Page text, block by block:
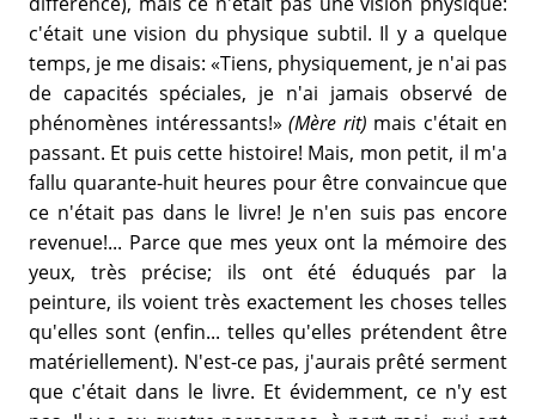
c'était une vision du physique subtil. Il y a quelque
temps, je me disais: «Tiens, physiquement, je n'ai pas
de capacités spéciales, je n'ai jamais observé de
phénomènes intéressants!» (Mère rit) mais c'était en
passant. Et puis cette histoire! Mais, mon petit, il m'a
fallu quarante-huit heures pour être convaincue que
ce n'était pas dans le livre! Je n'en suis pas encore
revenue!... Parce que mes yeux ont la mémoire des
yeux, très précise; ils ont été éduqués par la
peinture, ils voient très exactement les choses telles
qu'elles sont (enfin... telles qu'elles prétendent être
matériellement). N'est-ce pas, j'aurais prêté serment
que c'était dans le livre. Et évidemment, ce n'y est